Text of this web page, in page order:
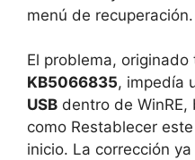
menú de recuperación.
El problema,
KB5066835, impedía
USB dentro de
como Restablecer
inicio. La corrección